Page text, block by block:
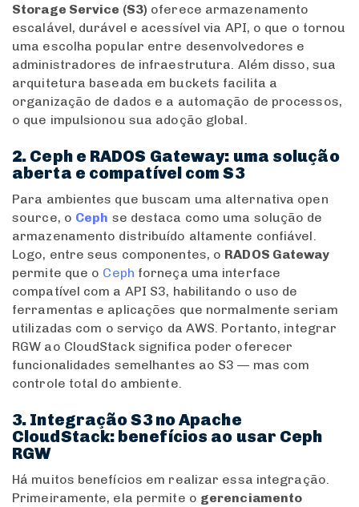
Storage Service (S3) oferece armazenamento
escalável, durável e acessível via API, o que o tornou
uma escolha popular entre desenvolvedores e
administradores de infraestrutura. Além disso, sua
arquitetura baseada em buckets facilita a
organização de dados e a automação de processos,
o que impulsionou sua adoção global.
2. Ceph e RADOS Gateway: uma solução
aberta e compatível com S3
Para ambientes que buscam uma alternativa open
source, o Ceph se destaca como uma solução de
armazenamento distribuído altamente confiável.
Logo, entre seus componentes, o RADOS Gateway
permite que o Ceph forneça uma interface
compatível com a API S3, habilitando o uso de
ferramentas e aplicações que normalmente seriam
utilizadas com o serviço da AWS. Portanto, integrar
RGW ao CloudStack significa poder oferecer
funcionalidades semelhantes ao S3 — mas com
controle total do ambiente.
3. Integração S3 no Apache
CloudStack: benefícios ao usar Ceph
RGW
Há muitos benefícios em realizar essa integração.
Primeiramente, ela permite o gerenciamento